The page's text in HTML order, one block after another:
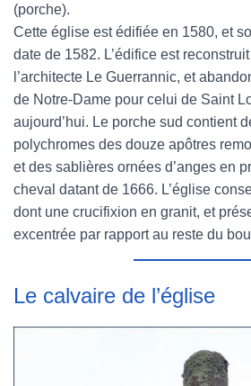
(porche).
Cette église est édifiée en 1580, et
date de 1582. L’édifice est
l’architecte Le Guerrannic, et
de Notre-Dame pour celui de Saint
aujourd’hui. Le porche sud contient
polychromes des douze apôtres
et des sablières ornées d’anges en
cheval datant de 1666. L’église
dont une crucifixion en granit, et
excentrée par rapport au reste du
Le calvaire de l’église